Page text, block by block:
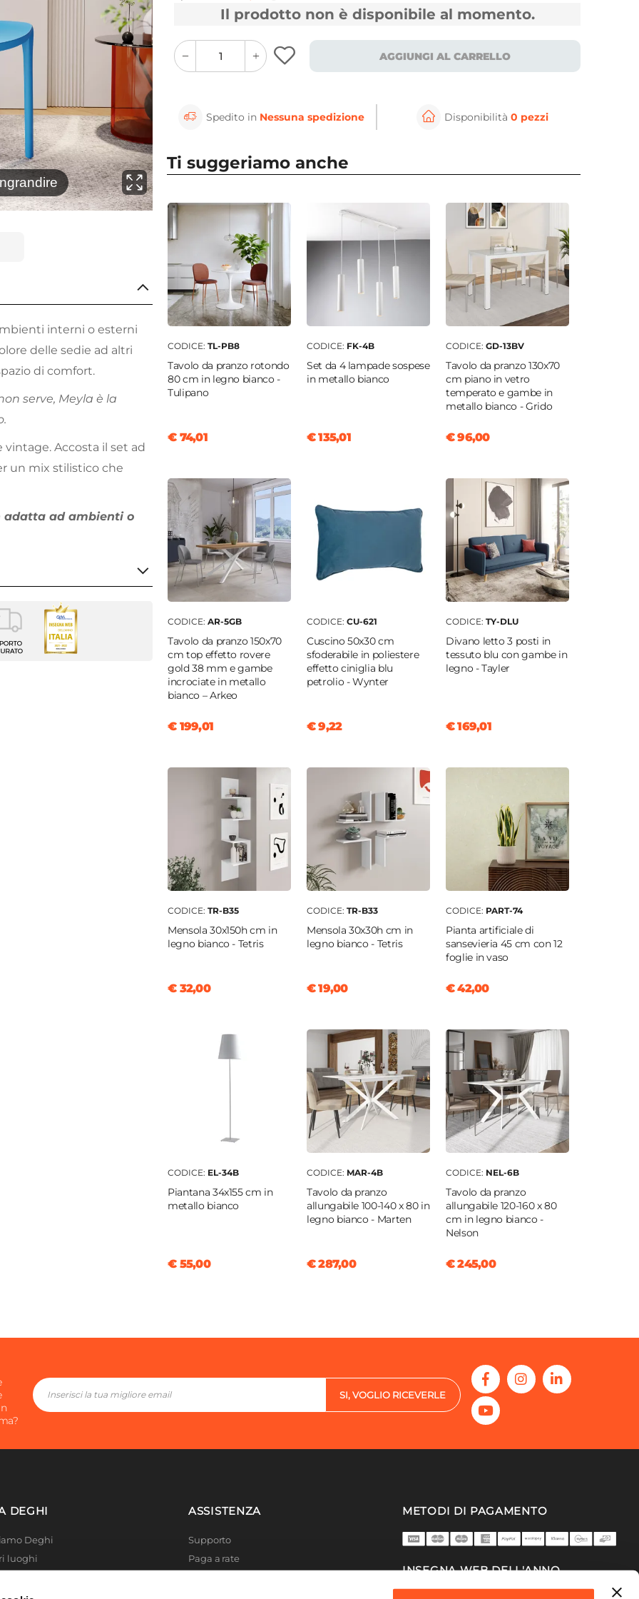
interni o esterni
delle sedie ad altri
di comfort.
serve, Meyla è la
Accosta il set ad
un mix stilistico che
adatta ad ambienti o
Il prodotto non è disponibile al momento.
quantity
button
quantity
minus
button
AGGIUNGI AL CARRELLO
Spedito in Nessuna spedizione Disponibilità 0 pezzi
Ti suggeriamo anche
CODICE: TL-PB8
Tavolo da pranzo rotondo
80 cm in legno bianco -
Tulipano
€ 74,01
CODICE: FK-4B
Set da 4 lampade sospese
in metallo bianco
€ 135,01
CODICE: GD-13BV
Tavolo da pranzo 130x70
cm piano in vetro
temperato e gambe in
metallo bianco - Grido
€ 96,00
CODICE: AR-5GB
Tavolo da pranzo 150x70
cm top effetto rovere
gold 38 mm e gambe
incrociate in metallo
bianco – Arkeo
€ 199,01
CODICE: CU-621
Cuscino 50x30 cm
sfoderabile in poliestere
effetto ciniglia blu
petrolio - Wynter
€ 9,22
CODICE: TY-DLU
Divano letto 3 posti in
tessuto blu con gambe in
legno - Tayler
€ 169,01
CODICE: TR-B35
Mensola 30x150h cm in
legno bianco - Tetris
€ 32,00
CODICE: TR-B33
Mensola 30x30h cm in
legno bianco - Tetris
€ 19,00
CODICE: PART-74
Pianta artificiale di
sansevieria 45 cm con 12
foglie in vaso
€ 42,00
CODICE: EL-34B
Piantana 34x155 cm in
metallo bianco
€ 55,00
CODICE: MAR-4B
Tavolo da pranzo
allungabile 100-140 x 80 in
legno bianco - Marten
€ 287,00
CODICE: NEL-6B
Tavolo da pranzo
allungabile 120-160 x 80
cm in legno bianco -
Nelson
€ 245,00
SI, VOGLIO RICEVERLE
DEGHI
Deghi
luoghi
produzione
ASSISTENZA
Supporto
Paga a rate
METODI DI PAGAMENTO
INSEGNA WEB DELL'ANNO